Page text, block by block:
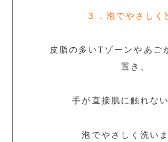
３．泡でやさしく
皮脂の多いTゾーンやあご
置き、
手が直接肌に触れな
泡でやさしく洗いま